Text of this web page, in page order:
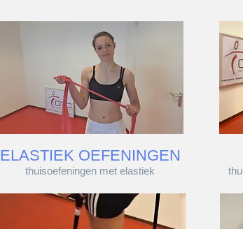
thuisoefeningen met elastiek
ELASTIEK OEFENINGEN